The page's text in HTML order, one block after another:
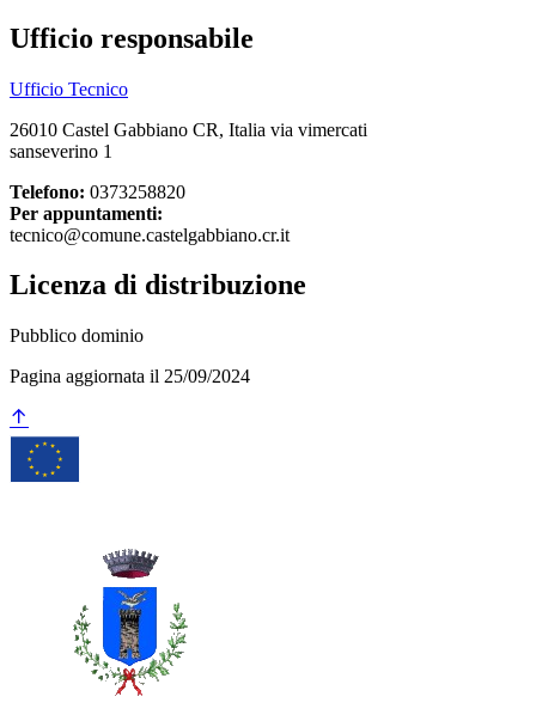
Ufficio responsabile
Ufficio Tecnico
26010 Castel Gabbiano CR, Italia via vimercati
sanseverino 1
Telefono: 0373258820
Per appuntamenti:
tecnico@comune.castelgabbiano.cr.it
Licenza di distribuzione
Pubblico dominio
Pagina aggiornata il 25/09/2024